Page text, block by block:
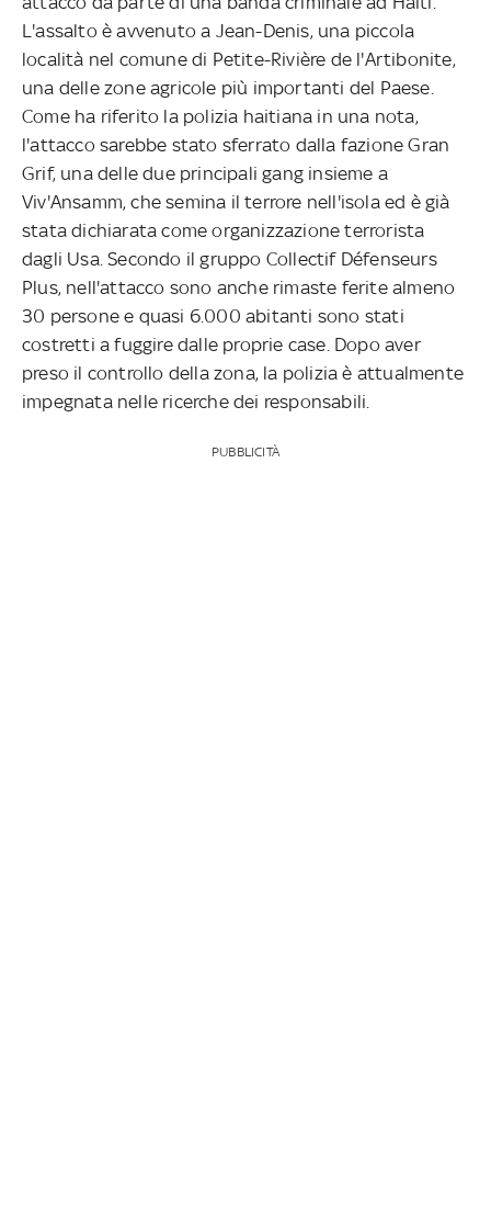
L'assalto è avvenuto a Jean-Denis, una piccola
località nel comune di Petite-Rivière de l'Artibonite,
una delle zone agricole più importanti del Paese.
Come ha riferito la polizia haitiana in una nota,
l'attacco sarebbe stato sferrato dalla fazione Gran
Grif, una delle due principali gang insieme a
Viv'Ansamm, che semina il terrore nell'isola ed è già
stata dichiarata come organizzazione terrorista
dagli Usa. Secondo il gruppo Collectif Défenseurs
Plus, nell'attacco sono anche rimaste ferite almeno
30 persone e quasi 6.000 abitanti sono stati
costretti a fuggire dalle proprie case. Dopo aver
preso il controllo della zona, la polizia è attualmente
impegnata nelle ricerche dei responsabili.
PUBBLICITÀ